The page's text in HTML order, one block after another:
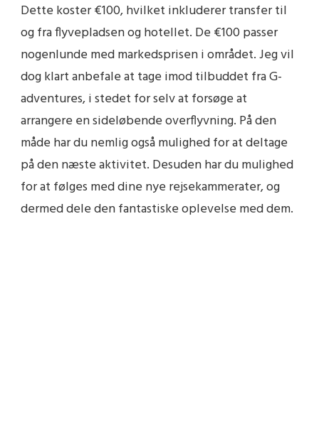
Dette koster €100, hvilket inkluderer transfer til
og fra flyvepladsen og hotellet. De €100 passer
nogenlunde med markedsprisen i området. Jeg vil
dog klart anbefale at tage imod tilbuddet fra G-
adventures, i stedet for selv at forsøge at
arrangere en sideløbende overflyvning. På den
måde har du nemlig også mulighed for at deltage
på den næste aktivitet. Desuden har du mulighed
for at følges med dine nye rejsekammerater, og
dermed dele den fantastiske oplevelse med dem.